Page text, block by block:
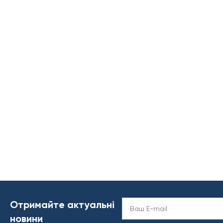
Отримайте актуальні
новини